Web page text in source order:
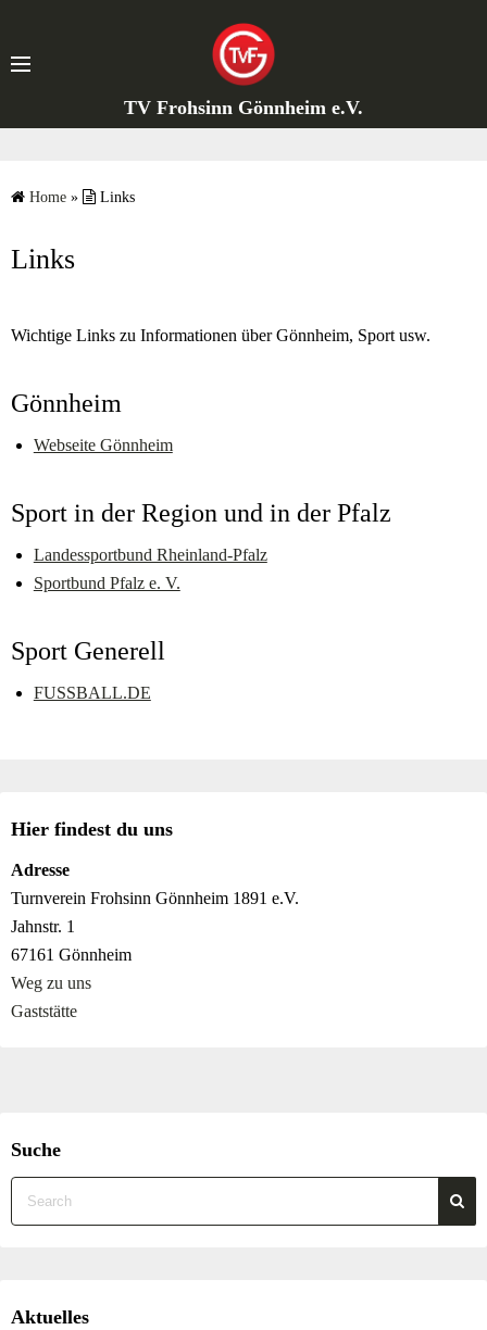
t
TV Frohsinn Gönnheim e.V.
Home » Links
Links
Wichtige Links zu Informationen über Gönnheim, Sport usw.
Gönnheim
Webseite Gönnheim
Sport in der Region und in der Pfalz
Landessportbund Rheinland-Pfalz
Sportbund Pfalz e. V.
Sport Generell
FUSSBALL.DE
Hier findest du uns
Adresse
Turnverein Frohsinn Gönnheim 1891 e.V.
Jahnstr. 1
67161 Gönnheim
Weg zu uns
Gaststätte
Suche
Aktuelles